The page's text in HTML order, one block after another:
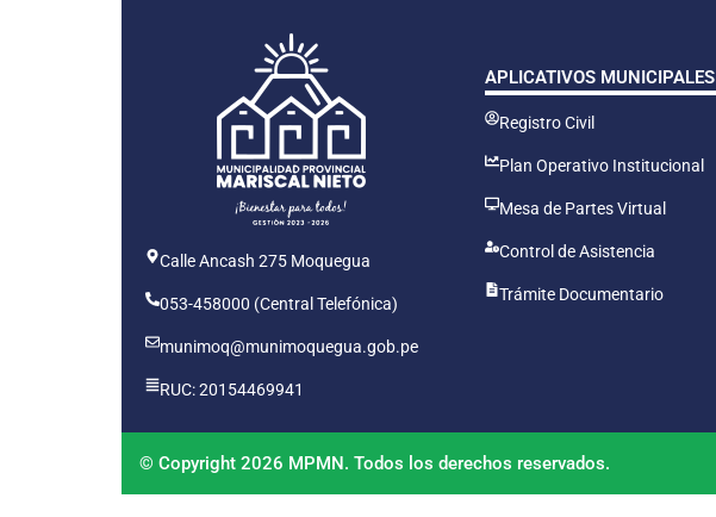
Calle Ancash 275 Moquegua
053-458000 (Central Telefónica)
munimoq@munimoquegua.gob.pe
RUC: 20154469941
APLICATIVOS MUNICIPALES
Registro Civil
Plan Operativo Institucional
Mesa de Partes Virtual
Control de Asistencia
Trámite Documentario
© Copyright 2026 MPMN. Todos los derechos reservados.